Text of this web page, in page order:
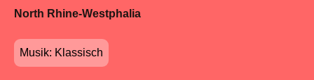
North Rhine-Westphalia
Musik: Klassisch